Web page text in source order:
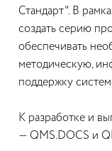
Стандарт". В
создать серию
обеспечивать
методическую,
поддержку
К разработке и
— QMS.DOCS и